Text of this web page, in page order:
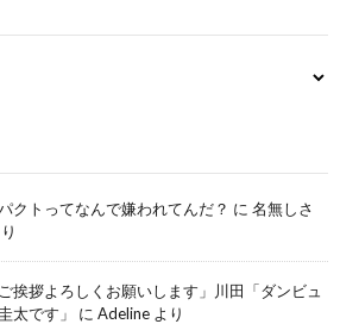
クトってなんで嫌われてんだ？ に 名無しさ
挨拶よろしくお願いします」川田「ダンビュ
太です」
に Adeline より